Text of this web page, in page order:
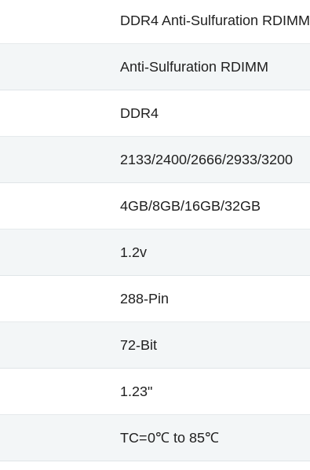
DDR4 Anti-Sulfuration RDIMM
Anti-Sulfuration RDIMM
DDR4
2133/2400/2666/2933/3200
4GB/8GB/16GB/32GB
1.2v
288-Pin
72-Bit
1.23"
TC=0℃ to 85℃